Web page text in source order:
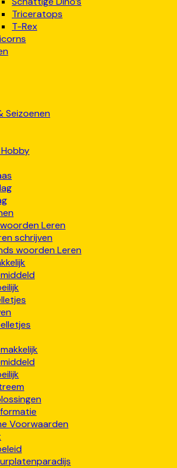
Triceratops
T-Rex
Seizoenen
Leren
schrijven
woorden Leren
Voorwaarden